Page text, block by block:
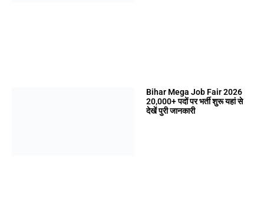
Bihar Mega Job Fair 2026
20,000+ पदों पर भर्ती शुरू यहां से
देखें पुरी जानकारी